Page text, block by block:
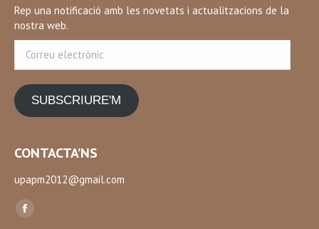
Rep una notificació amb les novetats i actualitzacions de la
nostra web.
electrònic
SUBSCRIURE'M
CONTACTA’NS
upapm2012@gmail.com
Find us on:
Facebook